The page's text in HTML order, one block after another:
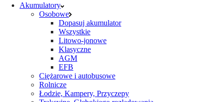
Akumulatory
Osobowe
Dopasuj akumulator
Wszystkie
Litowo-jonowe
Klasyczne
AGM
EFB
Ciężarowe i autobusowe
Rolnicze
Łodzie, Kampery, Przyczepy